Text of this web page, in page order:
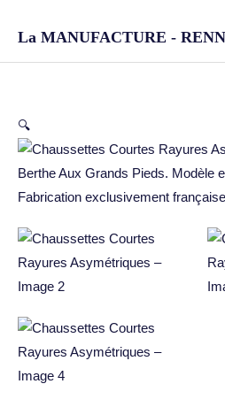
La MANUFACTURE -
🔍
quantité
de
Chaussettes
Courtes
Asymétriques